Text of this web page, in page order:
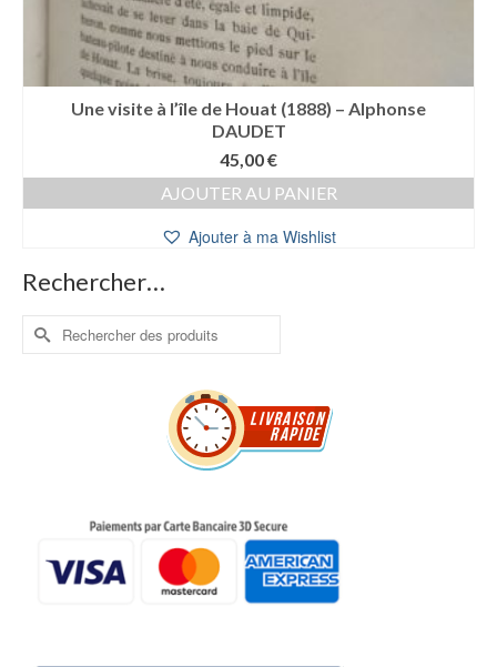
Une visite à l’île de Houat (1888) – Alphonse
DAUDET
45,00€
AJOUTER AU PANIER
Ajouter à ma Wishlist
Rechercher…
Rechercher :